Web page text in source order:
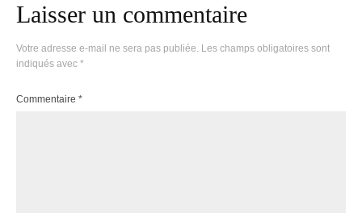
Laisser un commentaire
Votre adresse e-mail ne sera pas publiée. Les champs obligatoires sont
indiqués avec *
Commentaire *